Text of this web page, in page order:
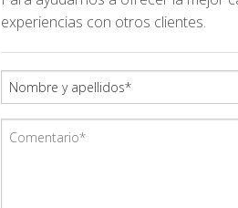
experiencias con otros clientes.